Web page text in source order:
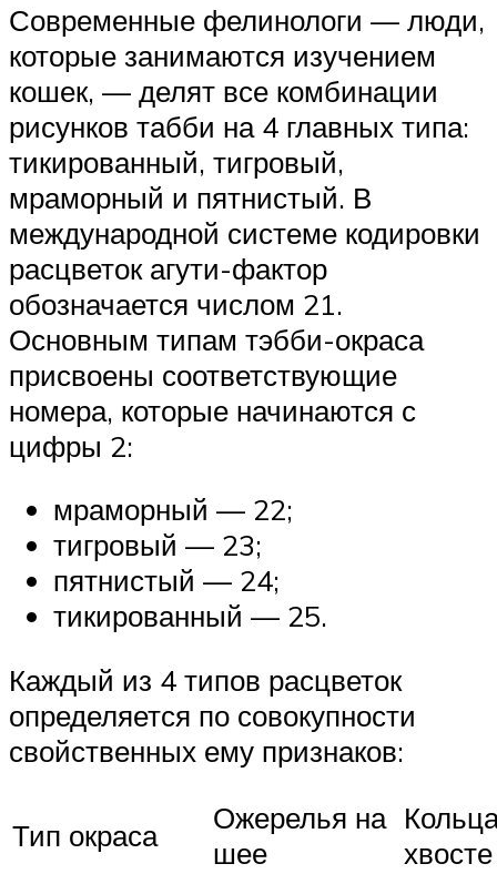
Современные фелинологи — люди,
которые занимаются изучением
кошек, — делят все комбинации
рисунков табби на 4 главных типа:
тикированный, тигровый,
мраморный и пятнистый. В
международной системе кодировки
расцветок агути-фактор
обозначается числом 21.
Основным типам тэбби-окраса
присвоены соответствующие
номера, которые начинаются с
цифры 2:
мраморный — 22;
тигровый — 23;
пятнистый — 24;
тикированный — 25.
Каждый из 4 типов расцветок
определяется по совокупности
свойственных ему признаков:
Тип окраса
Ожерелья на
шее
хвосте